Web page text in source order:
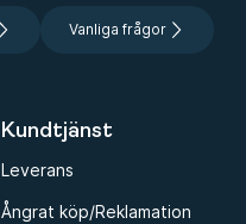
Kundtjänst
Leverans
Ångrat köp/Reklamation
Vanliga frågor